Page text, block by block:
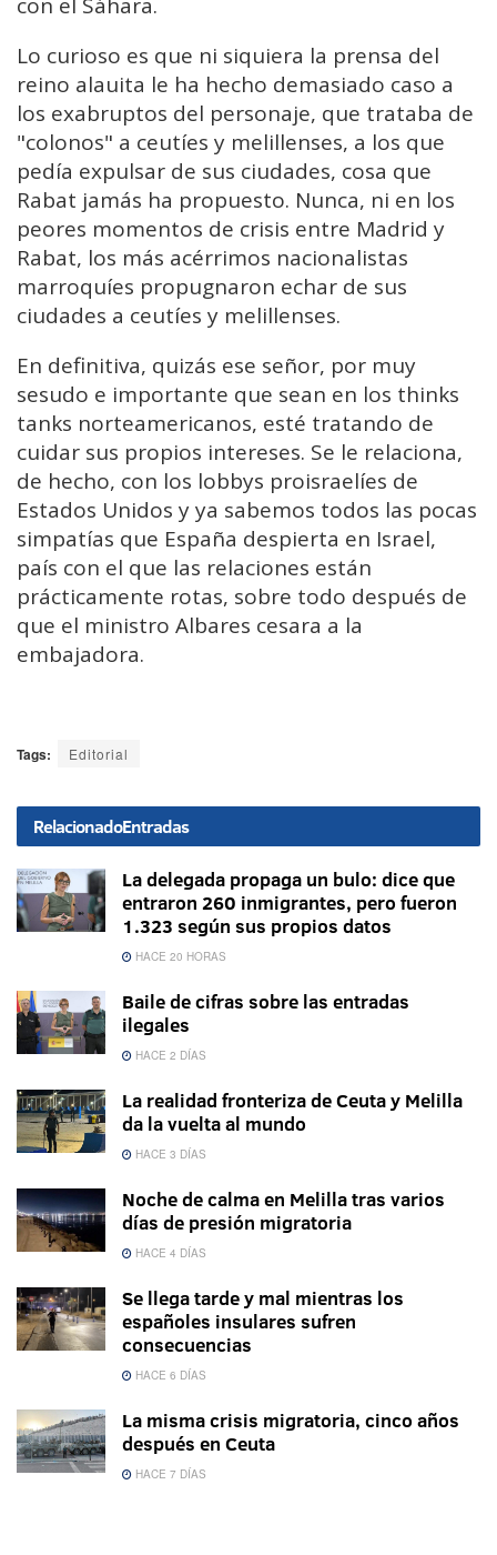
Lo curioso es que ni siquiera la prensa del
reino alauita le ha hecho demasiado caso a
los exabruptos del personaje, que trataba de
"colonos" a ceutíes y melillenses, a los que
pedía expulsar de sus ciudades, cosa que
Rabat jamás ha propuesto. Nunca, ni en los
peores momentos de crisis entre Madrid y
Rabat, los más acérrimos nacionalistas
marroquíes propugnaron echar de sus
ciudades a ceutíes y melillenses.
En definitiva, quizás ese señor, por muy
sesudo e importante que sean en los thinks
tanks norteamericanos, esté tratando de
cuidar sus propios intereses. Se le relaciona,
de hecho, con los lobbys proisraelíes de
Estados Unidos y ya sabemos todos las pocas
simpatías que España despierta en Israel,
país con el que las relaciones están
prácticamente rotas, sobre todo después de
que el ministro Albares cesara a la
embajadora.
Tags: Editorial
RelacionadoEntradas
La delegada propaga un bulo: dice que
entraron 260 inmigrantes, pero fueron
1.323 según sus propios datos
HACE 20 HORAS
Baile de cifras sobre las entradas
ilegales
HACE 2 DÍAS
La realidad fronteriza de Ceuta y Melilla
da la vuelta al mundo
HACE 3 DÍAS
Noche de calma en Melilla tras varios
días de presión migratoria
HACE 4 DÍAS
Se llega tarde y mal mientras los
españoles insulares sufren
consecuencias
HACE 6 DÍAS
La misma crisis migratoria, cinco años
después en Ceuta
HACE 7 DÍAS